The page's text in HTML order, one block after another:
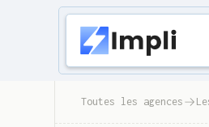
Toutes les agences